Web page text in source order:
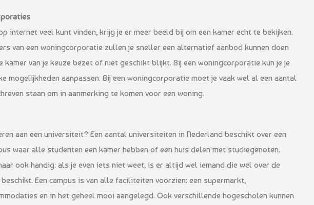
internet veel kunt vinden, krijg je er meer beeld bij om een kamer echt te bekijken.
van een woningcorporatie zullen je sneller een alternatief aanbod kunnen doen
kamer van je keuze bezet of niet geschikt blijkt. Bij een woningcorporatie kun je je
mogelijkheden aanpassen. Bij een woningcorporatie moet je vaak wel al een aantal
staan om in aanmerking te komen voor een woning.
aan een universiteit? Een aantal universiteiten in Nederland beschikt over een
waar alle studenten een kamer hebben of een huis delen met studiegenoten.
ook handig: als je even iets niet weet, is er altijd wel iemand die wel over de
Een campus is van alle faciliteiten voorzien: een supermarkt,
en in het geheel mooi aangelegd. Ook verschillende hogescholen kunnen